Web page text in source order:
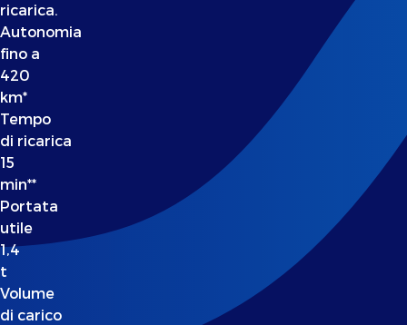
ricarica.
Autonomia
fino a
420
km*
Tempo
di ricarica
15
min**
Portata
utile
1,4
t
Volume
di carico